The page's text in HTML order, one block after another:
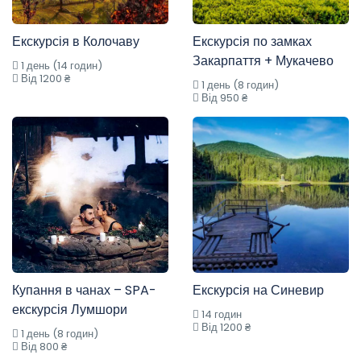
Екскурсія в Колочаву
1 день (14 годин)
Від 1200 ₴
Екскурсія по замках
Закарпаття + Мукачево
1 день (8 годин)
Від 950 ₴
Купання в чанах – SPA-
екскурсія Лумшори
1 день (8 годин)
Від 800 ₴
Екскурсія на Синевир
14 годин
Від 1200 ₴